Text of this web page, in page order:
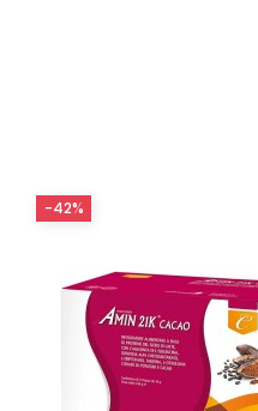
-42%